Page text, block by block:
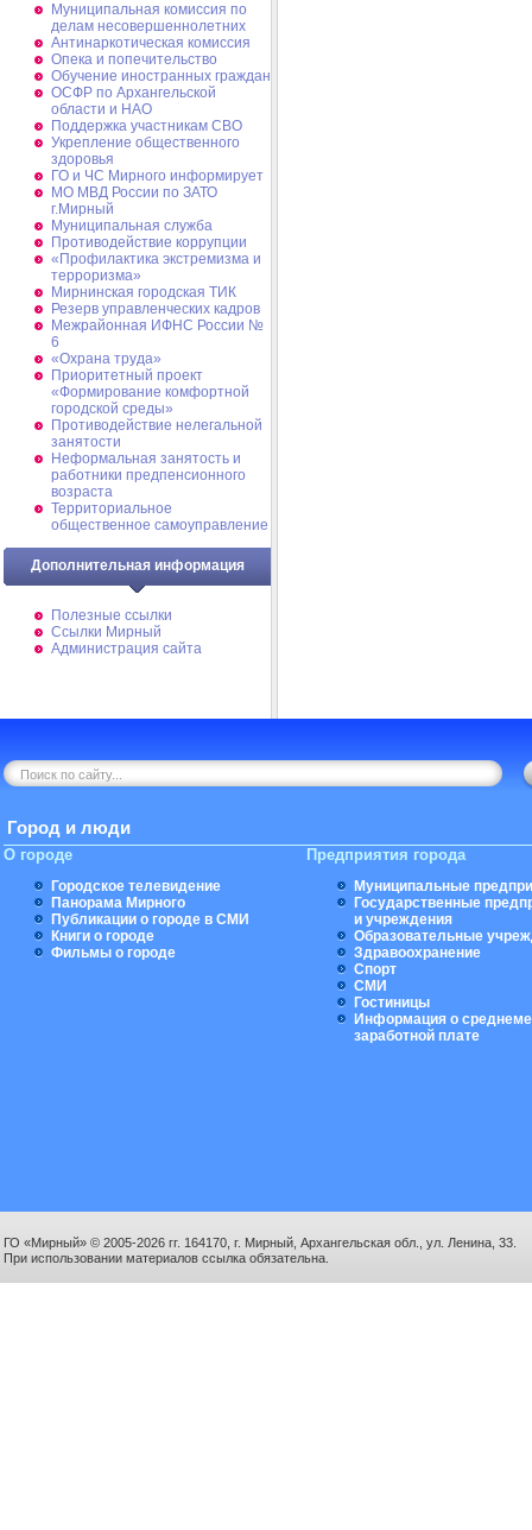
Муниципальная комиссия по
делам несовершеннолетних
Антинаркотическая комиссия
Опека и попечительство
Обучение иностранных граждан
ОСФР по Архангельской
области и НАО
Поддержка участникам СВО
Укрепление общественного
здоровья
ГО и ЧС Мирного информирует
МО МВД России по ЗАТО
г.Мирный
Муниципальная cлужба
Противодействие коррупции
«Профилактика экстремизма и
терроризма»
Мирнинская городская ТИК
Резерв управленческих кадров
Межрайонная ИФНС России №
6
«Охрана труда»
Приоритетный проект
«Формирование комфортной
городской среды»
Противодействие нелегальной
занятости
Неформальная занятость и
работники предпенсионного
возраста
Территориальное
общественное самоуправление
Дополнительная информация
Полезные ссылки
Ссылки Мирный
Администрация сайта
Город и люди
О городе
Городское телевидение
Панорама Мирного
Публикации о городе в СМИ
Книги о городе
Фильмы о городе
Предприятия города
Муниципальные
Государственные
и учреждения
Образовательные
Здравоохранение
Спорт
СМИ
Гостиницы
Информация о
заработной плате
ГО «Мирный» © 2005-2026 гг. 164170, г. Мирный, Архангельская обл., ул. Ленина, 33.
При использовании материалов ссылка обязательна.